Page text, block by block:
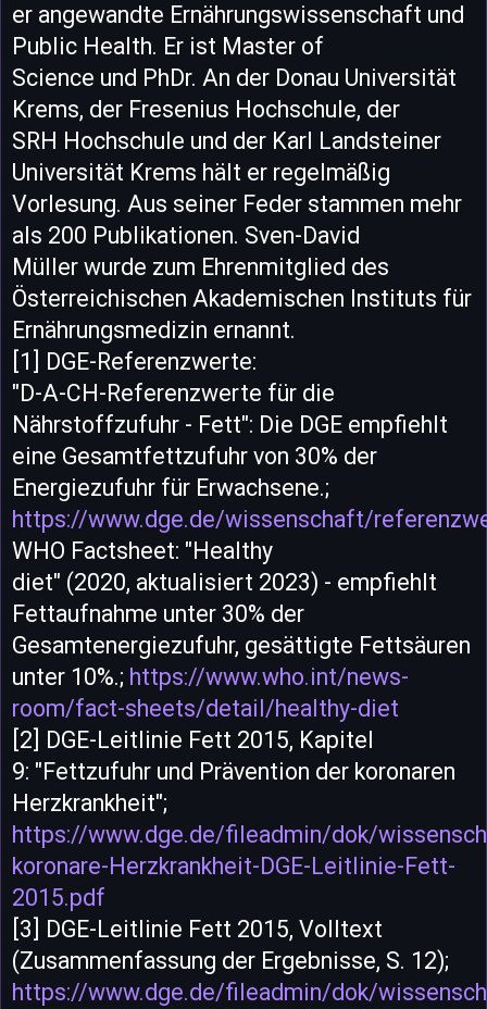
er angewandte Ernährungswissenschaft und
Public Health. Er ist Master of
Science und PhDr. An der Donau Universität
Krems, der Fresenius Hochschule, der
SRH Hochschule und der Karl Landsteiner
Universität Krems hält er regelmäßig
Vorlesung. Aus seiner Feder stammen mehr
als 200 Publikationen. Sven-David
Müller wurde zum Ehrenmitglied des
Österreichischen Akademischen Instituts für
Ernährungsmedizin ernannt.
[1] DGE-Referenzwerte:
"D-A-CH-Referenzwerte für die
Nährstoffzufuhr - Fett": Die DGE empfiehlt
eine Gesamtfettzufuhr von 30% der
Energiezufuhr für Erwachsene.;
https://www.dge.de/wissenschaft/
WHO Factsheet: "Healthy
diet" (2020, aktualisiert 2023) - empfiehlt
Fettaufnahme unter 30% der
Gesamtenergiezufuhr, gesättigte Fettsäuren
unter 10%.; https://www.who.int/news-
room/fact-sheets/detail/healthy-diet
[2] DGE-Leitlinie Fett 2015, Kapitel
9: "Fettzufuhr und Prävention der koronaren
Herzkrankheit";
https://www.dge.de/fileadmin/dok/
koronare-Herzkrankheit-DGE-Leitlinie-Fett-
2015.pdf
[3] DGE-Leitlinie Fett 2015, Volltext
(Zusammenfassung der Ergebnisse, S. 12);
https://www.dge.de/fileadmin/dok/